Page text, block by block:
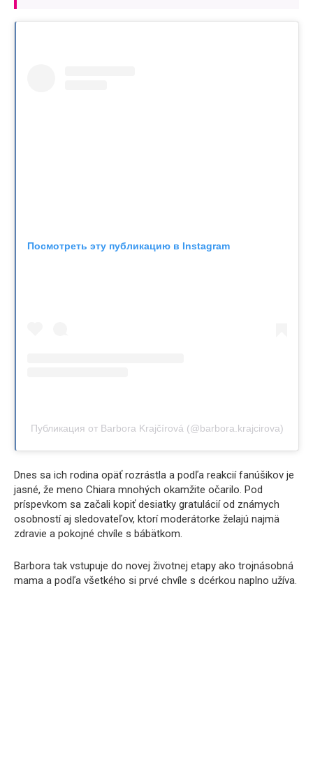
Посмотреть эту публикацию в Instagram
Публикация от Barbora Krajčírová (@barbora.krajcirova)
Dnes sa ich rodina opäť rozrástla a podľa reakcií fanúšikov je
jasné, že meno Chiara mnohých okamžite očarilo. Pod
príspevkom sa začali kopiť desiatky gratulácií od známych
osobností aj sledovateľov, ktorí moderátorke želajú najmä
zdravie a pokojné chvíle s bábätkom.
Barbora tak vstupuje do novej životnej etapy ako trojnásobná
mama a podľa všetkého si prvé chvíle s dcérkou naplno užíva.